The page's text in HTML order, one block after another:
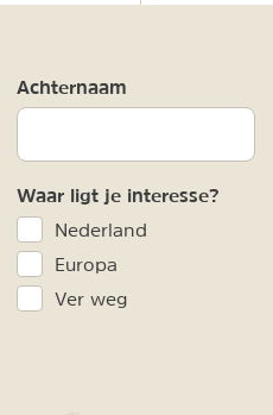
Achternaam
Waar ligt je interesse?
Nederland
Europa
Ver weg